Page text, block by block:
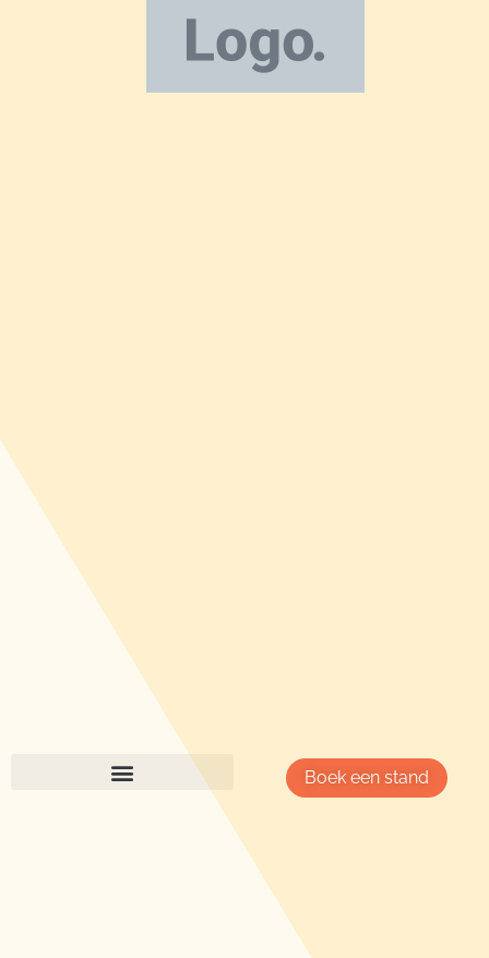
Boek een stand